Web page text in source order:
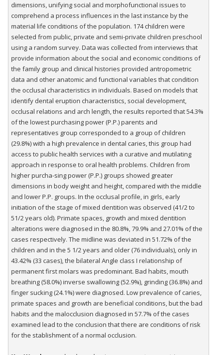
dimensions, unifying social and morphofunctional issues to
comprehend a process influences in the last instance by the
material life conditions of the population. 174 children were
selected from public, private and semi-private children preschool
using a random survey. Data was collected from interviews that
provide information about the social and economic conditions of
the family group and clinical histories provided antropometric
data and other anatomic and functional variables that condition
the occlusal characteristics in individuals. Based on models that
identify dental eruption characteristics, social development,
occlusal relations and arch length, the results reported that 54.3%
of the lowest purchasing power (P.P.) parents and
representatives group corresponded to a group of children
(29.8%) with a high prevalence in dental caries, this group had
access to public health services with a curative and mutilating
approach in response to oral health problems. Children from
higher purcha-sing power (P.P.) groups showed greater
dimensions in body weight and height, compared with the middle
and lower P.P. groups. In the occlusal profile, in girls, early
initiation of the stage of mixed dentition was observed (41/2 to
51/2 years old). Primate spaces, growth and mixed dentition
alterations were diagnosed in the 80.8%, 79.9% and 27.01% of the
cases respectively. The midline was deviated in 51.72% of the
children and in the 5 1/2 years and older (76 individuals), only in
43.42% (33 cases), the bilateral Angle class I relationship of
permanent first molars was predominant. Bad habits, mouth
breathing (58.0%) inverse swallowing (52.9%), grinding (36.8%) and
finger sucking (24.1%) were diagnosed. Low prevalence of caries,
primate spaces and growth are beneficial conditions, but the bad
habits and the malocclusion diagnosed in 57.7% of the cases
examined lead to the conclusion that there are conditions of risk
for the stablishment of a normal occlusion.